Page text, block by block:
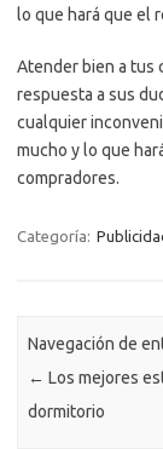
lo que hará que el
Atender bien a tus
respuesta a sus
cualquier
mucho y lo que
compradores.
Categoría:
Navegación de
← Los mejores
dormitorio